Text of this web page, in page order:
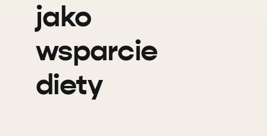
jako
wsparcie
diety